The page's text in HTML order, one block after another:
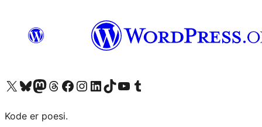
Besøg vores X (tidligere Twitter) konto
Besøg vores Bluesky-konto
Besøg vores Mastodon konto
Besøg vores Threads-konto
Besøg vores Facebook sideBesøg vores Instagram konto
Besøg vores LinkedIn konto
Besøg vores TikTok-konto
Besøg vores YouTube-kanalBesøg vores Tumblr-konto
Kode er poesi.